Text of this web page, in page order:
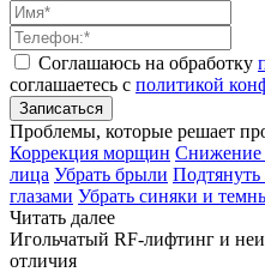
Соглашаюсь на обработку
соглашаетесь c политикой
Записаться
Проблемы, которые решает
Коррекция морщин Снижение
лица Убрать брыли
глазами Убрать синяки и
Читать далее
Игольчатый RF-лифтинг и
отличия